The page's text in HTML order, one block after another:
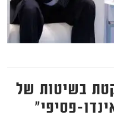
בשיטות של
פסיפי"